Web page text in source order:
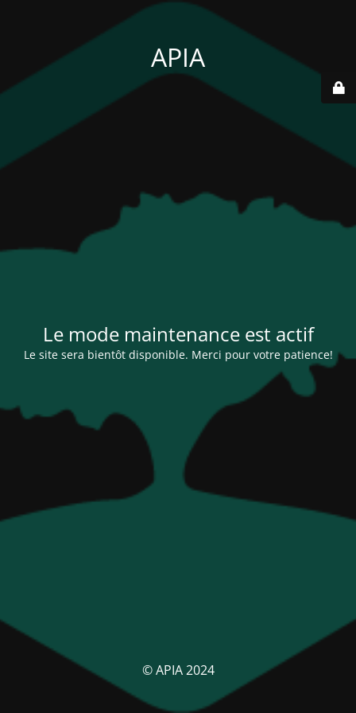
APIA
Le mode maintenance est actif
Le site sera bientôt disponible. Merci pour votre patience!
© APIA 2024